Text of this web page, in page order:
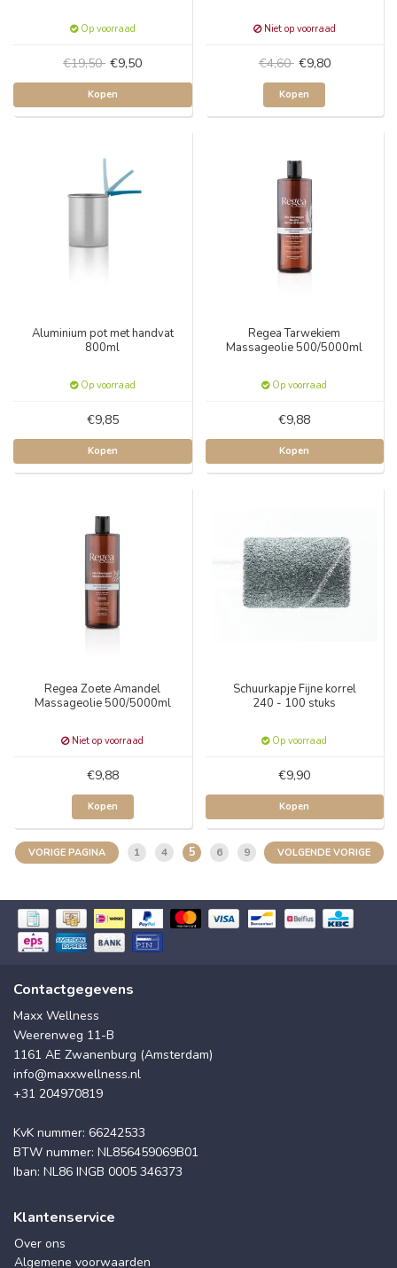
Op voorraad
€19,50 €9,50
Kopen
Niet op voorraad
€4,60 €9,80
Kopen
Aluminium pot met handvat
800ml
Op voorraad
€9,85
Kopen
Regea Tarwekiem
Massageolie 500/5000ml
Op voorraad
€9,88
Kopen
Regea Zoete Amandel
Massageolie 500/5000ml
Niet op voorraad
€9,88
Kopen
Schuurkapje Fijne korrel
240 - 100 stuks
Op voorraad
€9,90
Kopen
VORIGE PAGINA 1 4 5 6 9 VOLGENDE VORIGE
Contactgegevens
Maxx Wellness
Weerenweg 11-B
1161 AE Zwanenburg (Amsterdam)
info@maxxwellness.nl
+31 204970819
KvK nummer: 66242533
BTW nummer: NL856459069B01
Iban: NL86 INGB 0005 346373
Klantenservice
Over ons
Algemene voorwaarden